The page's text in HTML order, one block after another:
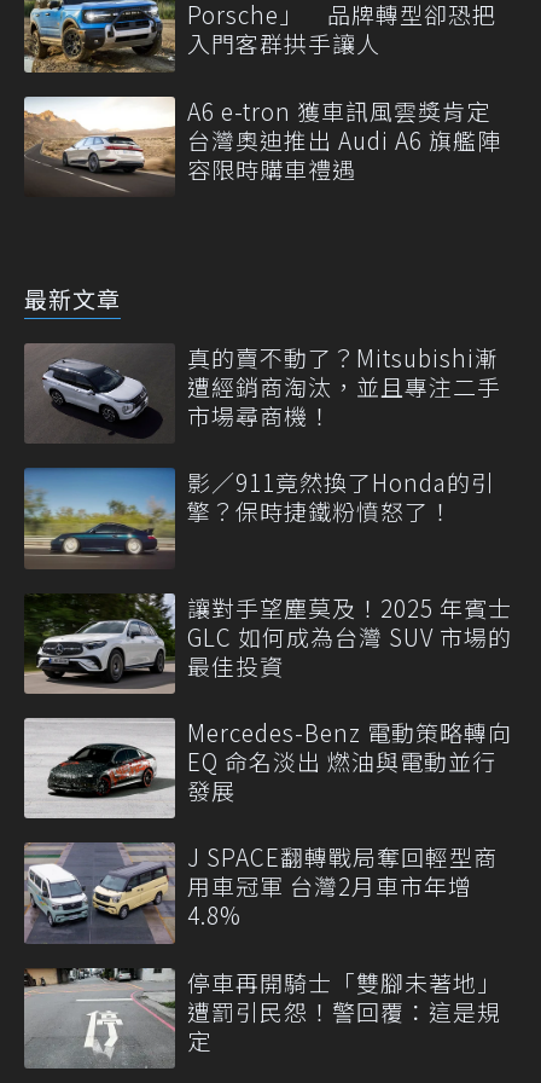
Porsche」 品牌轉型卻恐把
入門客群拱手讓人
A6 e-tron 獲車訊風雲獎肯定
台灣奧迪推出 Audi A6 旗艦陣
容限時購車禮遇
最新文章
真的賣不動了？Mitsubishi漸
遭經銷商淘汰，並且專注二手
市場尋商機！
影／911竟然換了Honda的引
擎？保時捷鐵粉憤怒了！
讓對手望塵莫及！2025 年賓士
GLC 如何成為台灣 SUV 市場的
最佳投資
Mercedes-Benz 電動策略轉向
EQ 命名淡出 燃油與電動並行
發展
J SPACE翻轉戰局奪回輕型商
用車冠軍 台灣2月車市年增
4.8%
停車再開騎士「雙腳未著地」
遭罰引民怨！警回覆：這是規
定